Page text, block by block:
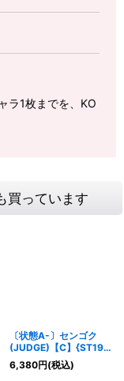
ラ1枚までを、KO
買っています
〔状態A-〕センゴク
(JUDGE)【C】{ST19-
002}
6,380円(税込)